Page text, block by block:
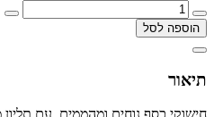
הוספה לסל
תיאור